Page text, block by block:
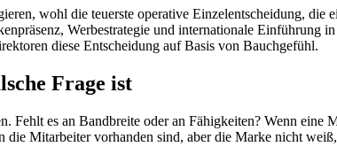
wohl die teuerste operative Einzelentscheidung,
Werbestrategie und internationale Einführung
diese Entscheidung auf Basis von Bauchgefühl.
Frage ist
Fehlt es an Bandbreite oder an Fähigkeiten? Wenn
die Mitarbeiter vorhanden sind, aber die Marke nicht